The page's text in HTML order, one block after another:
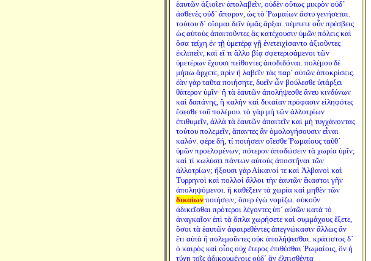
ἑαυτῶν ἀξιοῖεν ἀπολαβεῖν, οὐδὲν οὕτως μικρὸν οὐδ´
ἀσθενὲς οὐδ´ ἄπορον, ὡς τὸ Ῥωμαίων ἄστυ γενήσεται.
τούτου δ´ οἴομαι δεῖν ὑμᾶς ἄρξαι. πέμπετε οὖν πρέσβεις
ὡς αὐτοὺς ἀπαιτοῦντες ἃς κατέχουσιν ὑμῶν πόλεις καὶ
ὅσα τείχη ἐν τῇ ὑμετέρᾳ γῇ ἐνετειχίσαντο ἀξιοῦντες
ἐκλιπεῖν, καὶ εἴ τι ἄλλο βίᾳ σφετερισάμενοι τῶν
ὑμετέρων ἔχουσι πείθοντες ἀποδιδόναι. πολέμου δὲ
μήπω ἄρχετε, πρὶν ἢ λαβεῖν τὰς παρ´ αὐτῶν ἀποκρίσεις.
ἐὰν γὰρ ταῦτα ποιήσητε, δυεῖν ὧν βούλεσθε ὑπάρξει
θάτερον ὑμῖν· ἢ τὰ ἑαυτῶν ἀπολήψεσθε ἄνευ κινδύνων
καὶ δαπάνης, ἢ καλὴν καὶ δικαίαν πρόφασιν εἰληφότες
ἔσεσθε τοῦ πολέμου. τὸ γὰρ μὴ τῶν ἀλλοτρίων
ἐπιθυμεῖν, ἀλλὰ τὰ ἑαυτῶν ἀπαιτεῖν καὶ μὴ τυγχάνοντας
τούτου πολεμεῖν, ἅπαντες ἂν ὁμολογήσουσιν εἶναι
καλόν. φέρε δή, τί ποιήσειν οἴεσθε Ῥωμαίους ταῦθ´
ὑμῶν προελομένων; πότερον ἀποδώσειν τὰ χωρία ὑμῖν;
καὶ τί κωλύσει πάντων αὐτοὺς ἀποστῆναι τῶν
ἀλλοτρίων; ἥξουσι γὰρ Αἰκανοί τε καὶ Ἀλβανοὶ καὶ
Τυρρηνοὶ καὶ πολλοὶ ἄλλοι τὴν ἑαυτῶν ἕκαστοι γῆν
ἀποληψόμενοι. ἢ καθέξειν τὰ χωρία καὶ μηθὲν τῶν
δικαίων ποιήσειν; ὅπερ ἐγὼ νομίζω. οὐκοῦν
ἀδικεῖσθαι πρότεροι λέγοντες ὑπ´ αὐτῶν κατὰ τὸ
ἀναγκαῖον ἐπὶ τὰ ὅπλα χωρήσετε καὶ συμμάχους ἕξετε,
ὅσοι τὰ ἑαυτῶν ἀφαιρεθέντες ἀπεγνώκασιν ἄλλως ἂν
ἔτι αὐτὰ ἢ πολεμοῦντες οὐκ ἀπολήψεσθαι. κράτιστος δ´
ὁ καιρὸς καὶ οἷος οὐχ ἕτερος ἐπιθέσθαι Ῥωμαίοις, ὃν ἡ
τύχη τοῖς ἀδικουμένοις οὐδ´ ἂν ἐλπισθέντα